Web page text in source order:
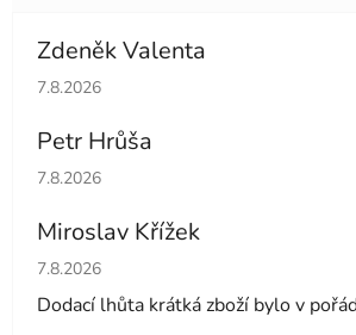
Zdeněk Valenta
Hodnocení obchodu je 5 z 5 hvězdiček.
7.8.2026
Petr Hrůša
Hodnocení obchodu je 5 z 5 hvězdiček.
7.8.2026
Miroslav Křížek
Hodnocení obchodu je 5 z 5 hvězdiček.
7.8.2026
Dodací lhůta krátká zboží bylo v